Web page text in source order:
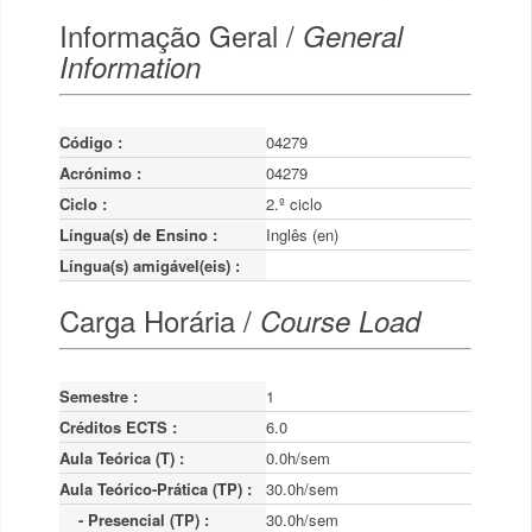
Informação Geral / General
Information
Código :
04279
Acrónimo :
04279
Ciclo :
2.º ciclo
Língua(s) de Ensino :
Inglês (en)
Língua(s) amigável(eis) :
Carga Horária / Course Load
Semestre :
1
Créditos ECTS :
6.0
Aula Teórica (T) :
0.0h/sem
Aula Teórico-Prática (TP) :
30.0h/sem
    - Presencial (TP) :
30.0h/sem